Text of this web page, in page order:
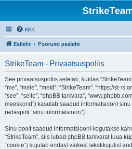
KKK
Esileht Foorumi pealeht
StrikeTeam - Privaatsuspoliis
See privaatsuspoliis seletab, kuidas
“me”, “meie”, “meid”, “StrikeTeam”, “https://st-
“see”, “selle”, “phpBB tarkvara”,
meeskond”) kasutab saadud informatsiooni
(edaspidi “sinu informatsioon”).
Sinu poolt saadud informatsiooni kogutakse
“StrikeTeam”, siis lubad phpBB tarkvaral luua
“cookie”) kujutab endast väikest tekstikujulist